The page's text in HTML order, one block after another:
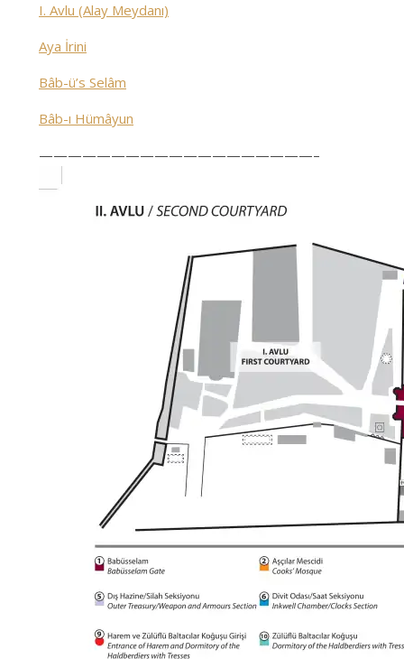
I. Avlu (Alay Meydanı)
Aya İrini
Bâb-ü’s Selâm
Bâb-ı Hümâyun
———————————————————–